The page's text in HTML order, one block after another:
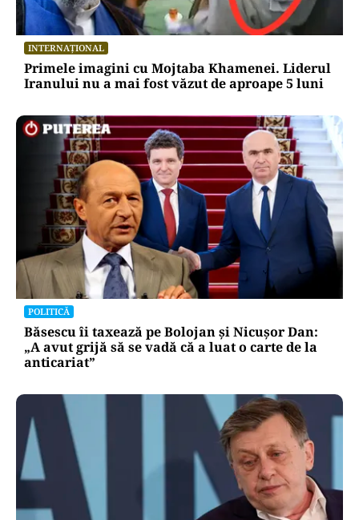
INTERNAȚIONAL
Primele imagini cu Mojtaba Khamenei. Liderul
Iranului nu a mai fost văzut de aproape 5 luni
POLITICĂ
Băsescu îi taxează pe Bolojan și Nicușor Dan:
„A avut grijă să se vadă că a luat o carte de la
anticariat”